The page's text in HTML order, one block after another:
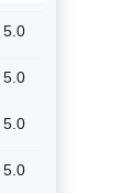
5.0
5.0
5.0
5.0